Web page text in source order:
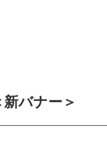
バナー＞